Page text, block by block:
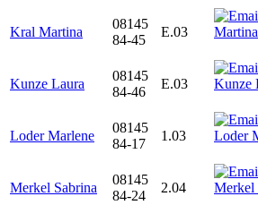
Kral Martina
08145
84-45
E.03
Kunze Laura
08145
84-46
E.03
Loder Marlene
08145
84-17
1.03
Merkel Sabrina
08145
84-24
2.04